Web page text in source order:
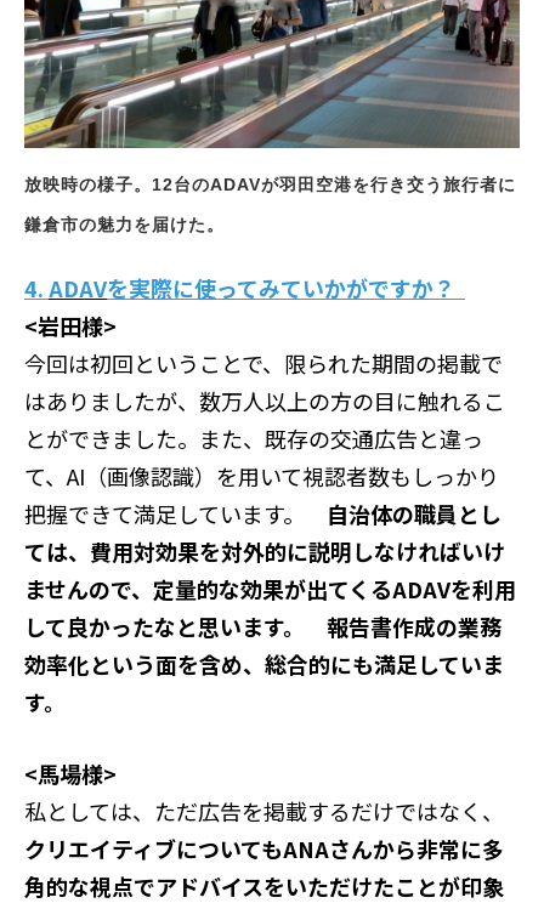
放映時の様子。12台のADAVが羽田空港を行き交う旅行者に
鎌倉市の魅力を届けた。
4.ADAVを実際に使ってみていかがですか？
<岩田様>
今回は初回ということで、限られた期間の掲載で
はありましたが、数万人以上の方の目に触れるこ
とができました。また、既存の交通広告と違っ
て、AI（画像認識）を用いて視認者数もしっかり
把握できて満足しています。 自治体の職員とし
ては、費用対効果を対外的に説明しなければいけ
ませんので、定量的な効果が出てくるADAVを利用
して良かったなと思います。 報告書作成の業務
効率化という面を含め、総合的にも満足していま
す。
<馬場様>
私としては、ただ広告を掲載するだけではなく、
クリエイティブについてもANAさんから非常に多
角的な視点でアドバイスをいただけたことが印象